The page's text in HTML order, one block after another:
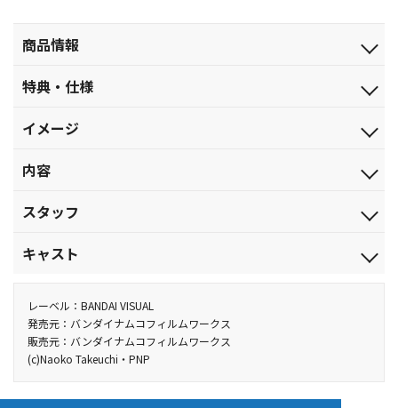
商品情報
2002.12.21
ジャンル
ミュージカル
品番
BCBK-1390
税込価格(10%)
￥5,280
税抜価格
カラー／確／145分／ドルビーデジタル(ステレオ)／片面２層／ス
タンダード ※一部マルチアングル映像収録 ※“歌詞部分”のみ日本
語字幕付（歌詞／ON・OFF可能）
特典・仕様
初回生産商品のみピクチャーレーベル仕様
初回封入特典
オリジナルポストカード
映像特典
「メイキング・オブ・無限学園」、公演告知ＣＭ、「ミュージカ
他、仕様
ンバーチャプター、
さらに一部マルチアングル機能でミュージカル映像を堪能でき
る！
イメージ
内容
東京湾の埋め立て地に新設された無限学園で事件が相次ぎ、う
トモエ教授たち、そして故郷グリーム星に帰るために、やはり銀
破滅の神の復活を阻止するために動いていた。その使命の前では
セーラームーンでさえ容赦はしないと警告され、ショックを隠せ
ないうさぎ達。セーラームーンはみんなが救われることを願うが、
破滅の神・セーラーサターンの覚醒の時は迫っていた。
＜収録曲＞
スタッフ
KC』シリーズ)／脚本・総合演出:斉樹潤哉／作曲・編曲・音楽監
／企画・制作:バンダイ ライブオフィス／製作進行:東映アニメーシ
ョン／宣伝・広報:東映エージエンシー／協力:日本コロムビア・ぴ
あ・サンシャイン劇場／後援:講談社「月刊なかよし」 他
キャスト
キュリー):若山愛美／火野レイ(セーラーマーズ):吉田 恵／木野まこ
と(セーラージュピター):渡辺 舞／愛野美奈子 (セーラーヴィーナ
ス):渡部瑞貴／天王はるか(セーラーウラヌス):高木ナオ／海王みち
る(セーラーネプチューン):朝見優香／冥王せつな(セーラープルー
レーベル：BANDAI VISUAL
発売元：バンダイナムコフィルムワークス
販売元：バンダイナムコフィルムワークス
(c)Naoko Takeuchi・PNP